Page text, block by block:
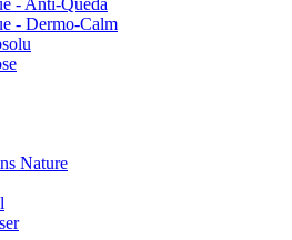
- Anti-Queda
- Dermo-Calm
Nature